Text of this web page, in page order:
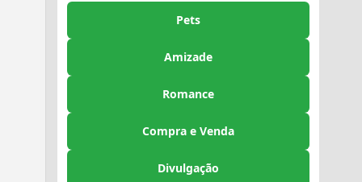
Pets
Amizade
Romance
Compra e Venda
Divulgação